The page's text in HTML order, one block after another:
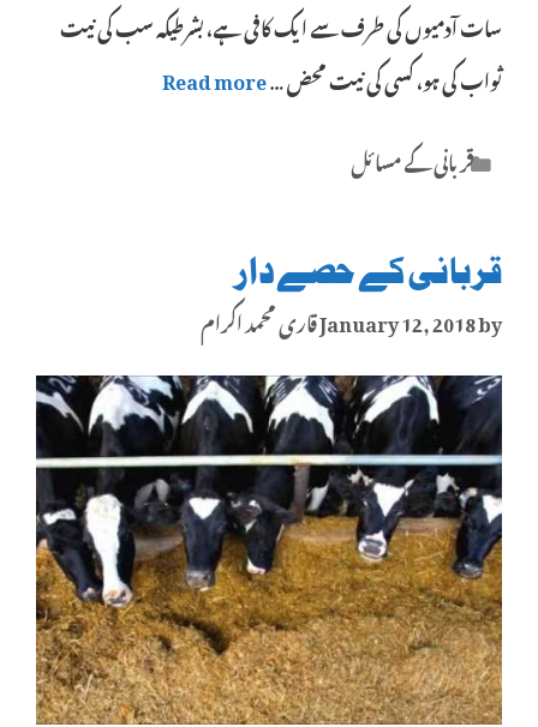
سات آدمیوں کی طرف سے ایک کافی ہے، بشرطیکہ سب کی نیت
ثواب کی ہو، کسی کی نیت محض …Read more
Categories
قربانی کے مسائل
قربانی کے حصے دار
January 12, 2018by قاری محمد اکرام